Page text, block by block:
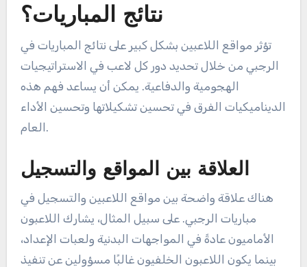
نتائج المباريات؟
تؤثر مواقع اللاعبين بشكل كبير على نتائج المباريات في
الرجبي من خلال تحديد دور كل لاعب في الاستراتيجيات
الهجومية والدفاعية. يمكن أن يساعد فهم هذه
الديناميكيات الفرق في تحسين تشكيلاتها وتحسين الأداء
العام.
العلاقة بين المواقع والتسجيل
هناك علاقة واضحة بين مواقع اللاعبين والتسجيل في
مباريات الرجبي. على سبيل المثال، يشارك اللاعبون
الأماميون عادةً في المواجهات البدنية ولعبات الإعداد،
بينما يكون اللاعبون الخلفيون غالبًا مسؤولين عن تنفيذ